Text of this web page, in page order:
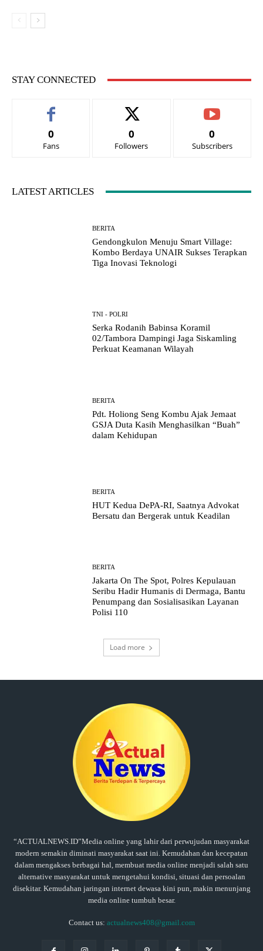
STAY CONNECTED
0
Fans
0
Followers
0
Subscribers
LATEST ARTICLES
BERITA
Gendongkulon Menuju Smart Village:
Kombo Berdaya UNAIR Sukses Terapkan
Tiga Inovasi Teknologi
TNI - POLRI
Serka Rodanih Babinsa Koramil
02/Tambora Dampingi Jaga Siskamling
Perkuat Keamanan Wilayah
BERITA
Pdt. Holiong Seng Kombu Ajak Jemaat
GSJA Duta Kasih Menghasilkan “Buah”
dalam Kehidupan
BERITA
HUT Kedua DePA-RI, Saatnya Advokat
Bersatu dan Bergerak untuk Keadilan
BERITA
Jakarta On The Spot, Polres Kepulauan
Seribu Hadir Humanis di Dermaga, Bantu
Penumpang dan Sosialisasikan Layanan
Polisi 110
Load more
“ACTUALNEWS.ID”Media online yang lahir dari perwujudan masyarakat
modern semakin diminati masyarakat saat ini. Kemudahan dan kecepatan
dalam mengakses berbagai hal, membuat media online menjadi salah satu
alternative masyarakat untuk mengetahui kondisi, situasi dan persoalan
disekitar. Kemudahan jaringan internet dewasa kini pun, makin menunjang
media online tumbuh besar.
Contact us: actualnews408@gmail.com